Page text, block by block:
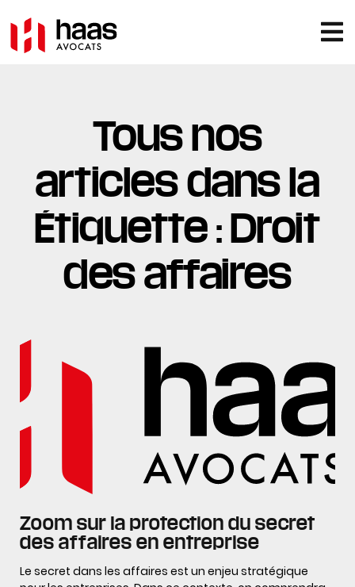
Tous nos
articles dans la
Étiquette : Droit
des affaires
Zoom sur la protection du secret
des affaires en entreprise
Le secret dans les affaires est un enjeu stratégique